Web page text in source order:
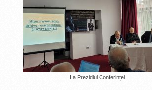
La Prezidiul Conferinței